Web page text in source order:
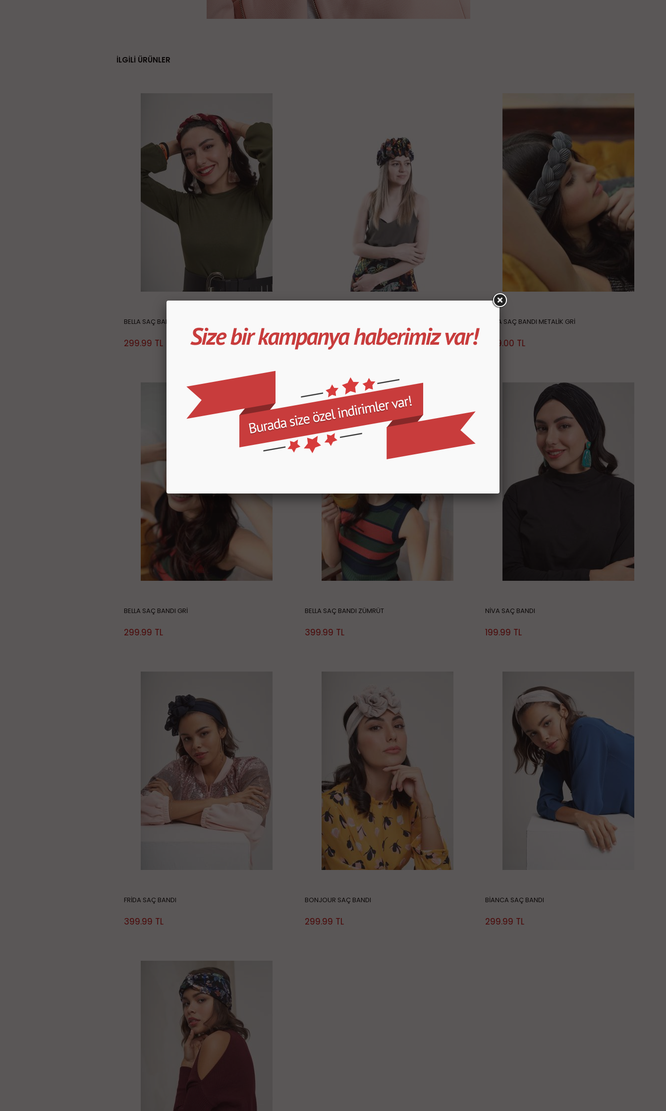
İLGİLİ ÜRÜNLER
BELLA SAÇ BANDI ÇİFT RENKLİ
299.99 TL 499.99TL
BELLA SAÇ BANDI METALİK GRİ
349.00 TL
BELLA SAÇ BANDI GRİ
299.99 TL
BELLA SAÇ BANDI ZÜMRÜT
399.99 TL
NİVA SAÇ BANDI
199.99 TL
FRİDA SAÇ BANDI
399.99 TL
BONJOUR SAÇ BANDI
299.99 TL
BİANCA SAÇ BANDI
299.99 TL